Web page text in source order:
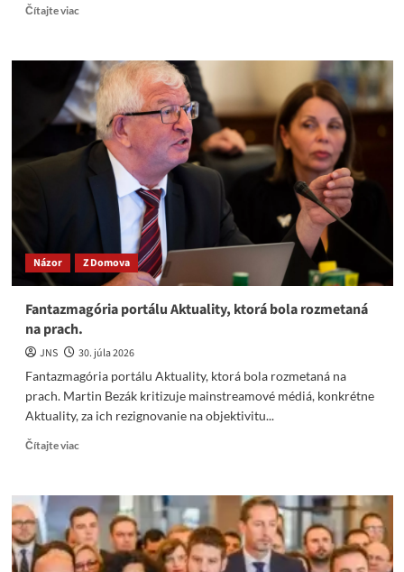
Čítajte viacRead
Sirény
v
Poľsku,
davy
v
kyjevskom
metre:
Rusko
spustilo
masívny
útok
Ukrajinu.
Názor Z Domova
Fantazmagória portálu Aktuality, ktorá bola rozmetaná
na prach.
JNS
30. júla 2026
Fantazmagória portálu Aktuality, ktorá bola rozmetaná na
prach. Martin Bezák kritizuje mainstreamové médiá, konkrétne
Aktuality, za ich rezignovanie na objektivitu...
Čítajte viacRead
Fantazmagória
portálu
Aktuality,
ktorá
bola